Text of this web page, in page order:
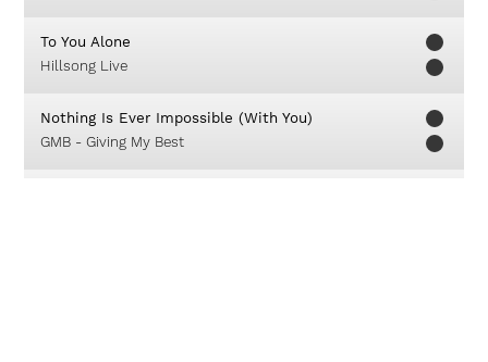
To You Alone
Hillsong Live
Nothing Is Ever Impossible (With You)
GMB - Giving My Best